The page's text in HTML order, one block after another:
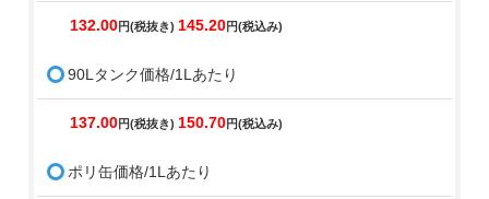
132.00円(税抜き) 145.20円(税込み)
90Lタンク価格/1Lあたり
137.00円(税抜き) 150.70円(税込み)
ポリ缶価格/1Lあたり